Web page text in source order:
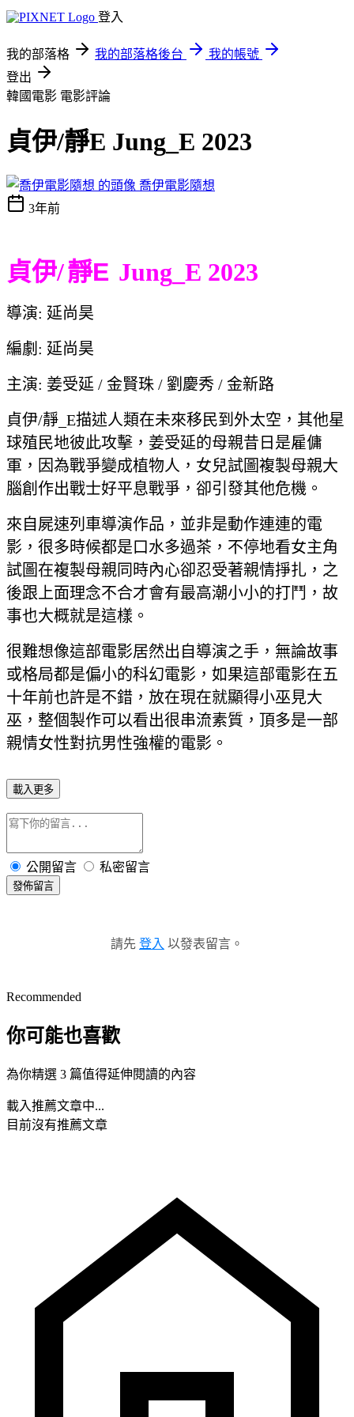
登入
我的部落格 我的部落格後台
我的帳號
登出
韓國電影 電影評論
貞伊/靜E Jung_E 2023
喬伊電影隨想
3年前
貞伊/靜E Jung_E 2023
導演: 延尚昊
編劇: 延尚昊
主演: 姜受延 / 金賢珠 / 劉慶秀 / 金新路
貞伊/靜_E描述人類在未來移民到外太空，其他星
球殖民地彼此攻擊，姜受延的母親昔日是雇傭
軍，因為戰爭變成植物人，女兒試圖複製母親大
腦創作出戰士好平息戰爭，卻引發其他危機。
來自屍速列車導演作品，並非是動作連連的電
影，很多時候都是口水多過茶，不停地看女主角
試圖在複製母親同時內心卻忍受著親情掙扎，之
後跟上面理念不合才會有最高潮小小的打鬥，故
事也大概就是這樣。
很難想像這部電影居然出自導演之手，無論故事
或格局都是偏小的科幻電影，如果這部電影在五
十年前也許是不錯，放在現在就顯得小巫見大
巫，整個製作可以看出很串流素質，頂多是一部
親情女性對抗男性強權的電影。
載入更多
公開留言 私密留言
發佈留言
請先 登入 以發表留言。
Recommended
你可能也喜歡
為你精選 3 篇值得延伸閱讀的內容
載入推薦文章中...
目前沒有推薦文章